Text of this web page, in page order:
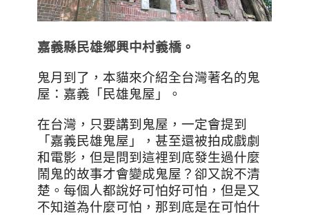
嘉義縣民雄鄉興中村義橋。
鬼月到了，本貓來介紹全台灣著名的鬼
屋：嘉義「民雄鬼屋」。
在台灣，只要講到鬼屋，一定會提到
「嘉義民雄鬼屋」，甚至還被拍成戲劇
和電影，但是問到這裡到底發生過什麼
鬧鬼的故事才會變成鬼屋？卻又說不清
楚。每個人都說好可怕好可怕，但是又
不知道為什麼可怕，那到底是在可怕什